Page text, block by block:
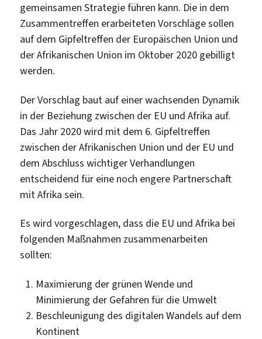
gemeinsamen Strategie führen kann. Die in dem
Zusammentreffen erarbeiteten Vorschläge sollen
auf dem Gipfeltreffen der Europäischen Union und
der Afrikanischen Union im Oktober 2020 gebilligt
werden.
Der Vorschlag baut auf einer wachsenden Dynamik
in der Beziehung zwischen der EU und Afrika auf.
Das Jahr 2020 wird mit dem 6. Gipfeltreffen
zwischen der Afrikanischen Union und der EU und
dem Abschluss wichtiger Verhandlungen
entscheidend für eine noch engere Partnerschaft
mit Afrika sein.
Es wird vorgeschlagen, dass die EU und Afrika bei
folgenden Maßnahmen zusammenarbeiten
sollten:
Maximierung der grünen Wende und
Minimierung der Gefahren für die Umwelt
Beschleunigung des digitalen Wandels auf dem
Kontinent